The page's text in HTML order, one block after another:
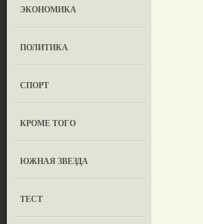
ЭКОНОМИКА
ПОЛИТИКА
СПОРТ
КРОМЕ ТОГО
ЮЖНАЯ ЗВЕЗДА
ТЕСТ